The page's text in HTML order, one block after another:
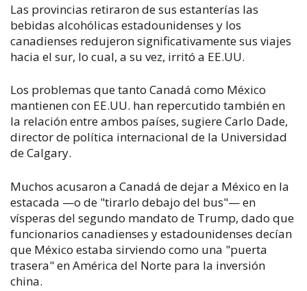
Las provincias retiraron de sus estanterías las
bebidas alcohólicas estadounidenses y los
canadienses redujeron significativamente sus viajes
hacia el sur, lo cual, a su vez, irritó a EE.UU.
Los problemas que tanto Canadá como México
mantienen con EE.UU. han repercutido también en
la relación entre ambos países, sugiere Carlo Dade,
director de política internacional de la Universidad
de Calgary.
Muchos acusaron a Canadá de dejar a México en la
estacada —o de "tirarlo debajo del bus"— en
vísperas del segundo mandato de Trump, dado que
funcionarios canadienses y estadounidenses decían
que México estaba sirviendo como una "puerta
trasera" en América del Norte para la inversión
china.